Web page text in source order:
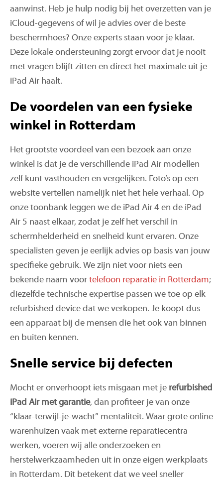
aanwinst. Heb je hulp nodig bij het overzetten van je
iCloud-gegevens of wil je advies over de beste
beschermhoes? Onze experts staan voor je klaar.
Deze lokale ondersteuning zorgt ervoor dat je nooit
met vragen blijft zitten en direct het maximale uit je
iPad Air haalt.
De voordelen van een fysieke
winkel in Rotterdam
Het grootste voordeel van een bezoek aan onze
winkel is dat je de verschillende iPad Air modellen
zelf kunt vasthouden en vergelijken. Foto’s op een
website vertellen namelijk niet het hele verhaal. Op
onze toonbank leggen we de iPad Air 4 en de iPad
Air 5 naast elkaar, zodat je zelf het verschil in
schermhelderheid en snelheid kunt ervaren. Onze
specialisten geven je eerlijk advies op basis van jouw
specifieke gebruik. We zijn niet voor niets een
bekende naam voor telefoon reparatie in Rotterdam;
diezelfde technische expertise passen we toe op elk
refurbished device dat we verkopen. Je koopt dus
een apparaat bij de mensen die het ook van binnen
en buiten kennen.
Snelle service bij defecten
Mocht er onverhoopt iets misgaan met je refurbished
iPad Air met garantie, dan profiteer je van onze
“klaar-terwijl-je-wacht” mentaliteit. Waar grote online
warenhuizen vaak met externe reparatiecentra
werken, voeren wij alle onderzoeken en
herstelwerkzaamheden uit in onze eigen werkplaats
in Rotterdam. Dit betekent dat we veel sneller